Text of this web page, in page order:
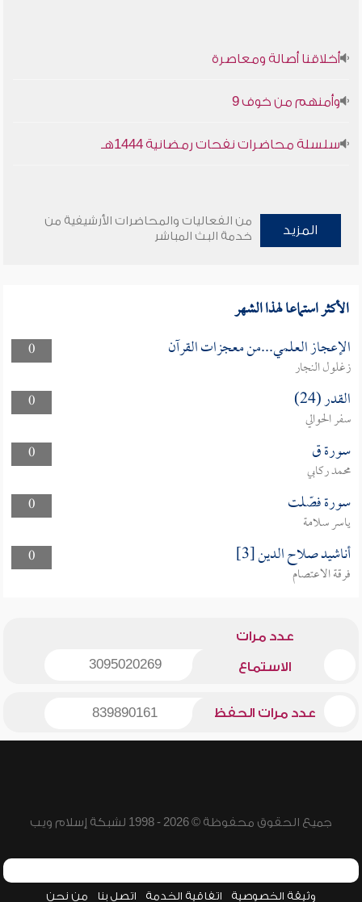
أخلاقنا أصالة ومعاصرة
وأمنهم من خوف 9
سلسلة محاضرات نفحات رمضانية 1444هـ
المزيد
من الفعاليات والمحاضرات الأرشيفية من
خدمة البث المباشر
الأكثر استماعا لهذا الشهر
0 الإعجاز العلمي...من معجزات القرآن
زغلول النجار
0
القدر (24)
سفر الحوالي
0
سورة ق
محمد ركابي
0
سورة فصّلت
ياسر سلامة
0
أناشيد صلاح الدين [3]
فرقة الاعتصام
عدد مرات
الاستماع 3095020269
عدد مرات الحفظ 839890161
جميع الحقوق محفوظة © 2026 - 1998 لشبكة إسلام ويب
وثيقة الخصوصية اتفاقية الخدمة اتصل بنا من نحن